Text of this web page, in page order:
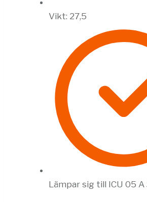
Vikt: 27,5
Lämpar sig till ICU 05 A